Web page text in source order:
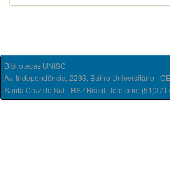
Bibliotecas UNISC
Av. Independência, 2293, Bairro Universitário -
Santa Cruz do Sul - RS / Brasil. Telefone: